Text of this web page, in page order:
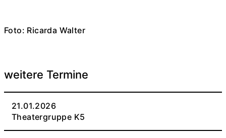
Foto: Ricarda Walter
weitere Termine
21.01.2026
Theatergruppe K5